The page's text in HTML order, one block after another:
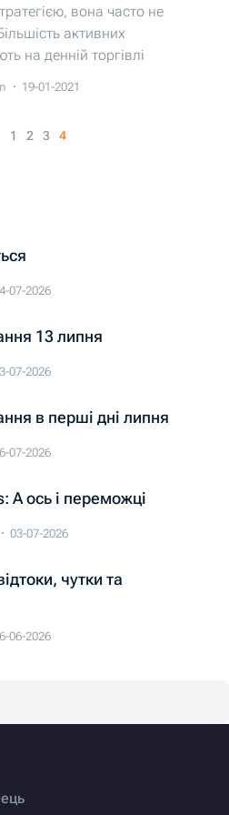
вона часто не
активних
на денній торгівлі
денної торгівлі
19-01-2021
1 2 3 4
07-2026
13 липня
07-2026
в перші дні липня
07-2026
А ось і переможці
03-07-2026
чутки та
06-2026